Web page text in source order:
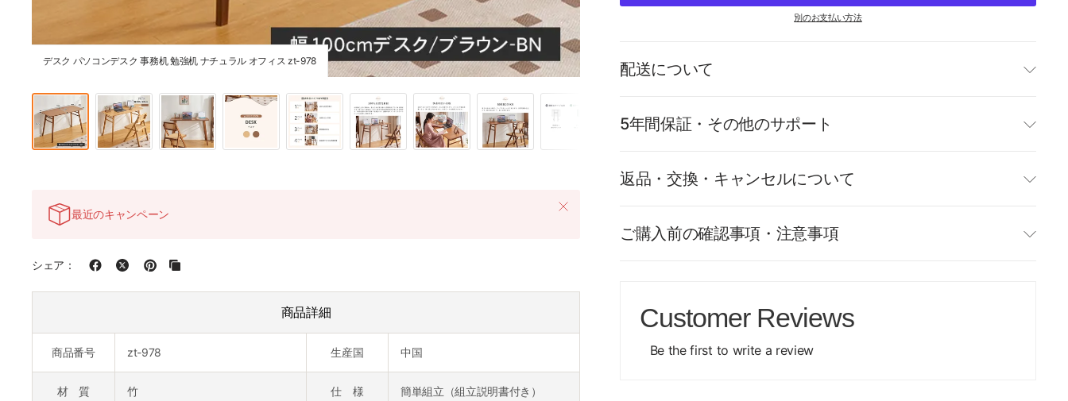
デスク パソコンデスク 事務机 勉強机 ナチュラル オフィス zt-978 デスク パソコンデスク 事務机 勉強机 ナチュラル オフィス zt-978
別のお支払い方法
配送について
5年間保証・その他のサポート
返品・交換・キャンセルについて
ご購入前の確認事項・注意事項
Customer Reviews
Be the first to write a review
最近のキャンペーン
シェア：
商品詳細
商品番号 zt-978 生産国 中国
材 質 竹 仕 様 簡単組立（組立説明書付き）